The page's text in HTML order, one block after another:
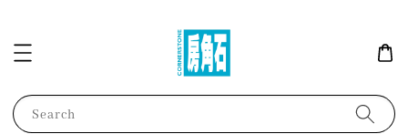
Search